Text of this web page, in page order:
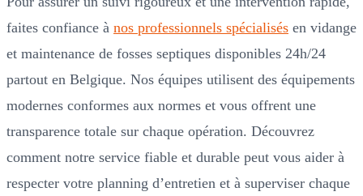
faites confiance à nos professionnels spécialisés en vidange
et maintenance de fosses septiques disponibles 24h/24
partout en Belgique. Nos équipes utilisent des équipements
modernes conformes aux normes et vous offrent une
transparence totale sur chaque opération. Découvrez
comment notre service fiable et durable peut vous aider à
respecter votre planning d’entretien et à superviser chaque